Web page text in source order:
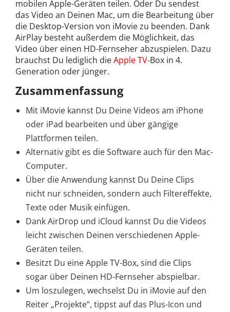
mobilen Apple-Geräten teilen. Oder Du sendest
das Video an Deinen Mac, um die Bearbeitung über
die Desktop-Version von iMovie zu beenden. Dank
AirPlay besteht außerdem die Möglichkeit, das
Video über einen HD-Fernseher abzuspielen. Dazu
brauchst Du lediglich dieApple TV-Box in 4.
Generation oder jünger.
Zusammenfassung
Mit iMovie kannst Du Deine Videos am iPhone
oder iPad bearbeiten und über gängige
Plattformen teilen.
Alternativ gibt es die Software auch für den Mac-
Computer.
Über die Anwendung kannst Du Deine Clips
nicht nur schneiden, sondern auch Filtereffekte,
Texte oder Musik einfügen.
Dank AirDrop und iCloud kannst Du die Videos
leicht zwischen Deinen verschiedenen Apple-
Geräten teilen.
Besitzt Du eine Apple TV-Box, sind die Clips
sogar über Deinen HD-Fernseher abspielbar.
Um loszulegen, wechselst Du in iMovie auf den
Reiter „Projekte“, tippst auf das Plus-Icon und